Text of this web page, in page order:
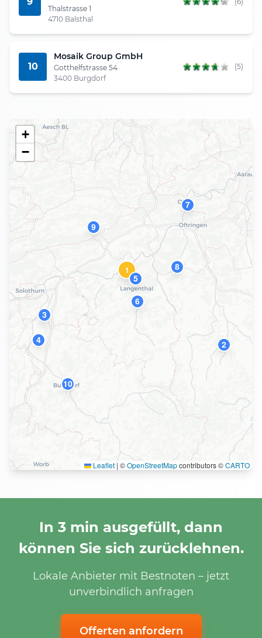
Thalstrasse 1
4710 Balsthal
10
Mosaik Group GmbH
Gotthelfstrasse 54
3400 Burgdorf
(5)
1
2
3
4
5
6
7
8
9
10
+
−
Leaflet | ©OpenStreetMapcontributors ©CARTO
In 3 min ausgefüllt, dann
können Sie sich zurücklehnen.
Lokale Anbieter mit Bestnoten – jetzt
unverbindlich anfragen
Offerten anfordern